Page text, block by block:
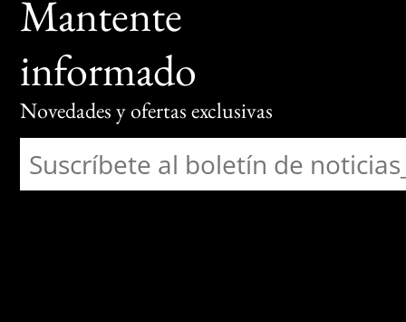
Mantente
informado
Novedades y ofertas exclusivas